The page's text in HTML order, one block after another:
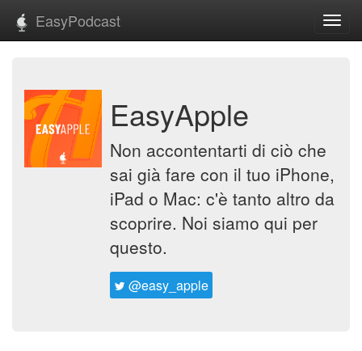
EasyPodcast
EasyApple
Non accontentarti di ciò che
sai già fare con il tuo iPhone,
iPad o Mac: c'è tanto altro da
scoprire. Noi siamo qui per
questo.
@easy_apple